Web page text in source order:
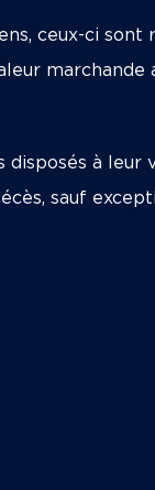
ceux-ci sont
marchande
disposés à leur
sauf